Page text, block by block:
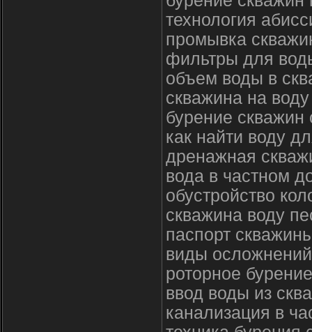
технология
промывка
фильтры для
объем воды в
скважина на
бурение скважин
как найти воду
дренажная
вода в частном
обустройство
скважина воду
паспорт
виды
роторное
ввод воды из
канализация в